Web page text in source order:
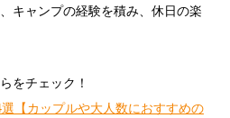
キャンプの経験を積み、休日の楽
をチェック！
【カップルや大人数におすすめの